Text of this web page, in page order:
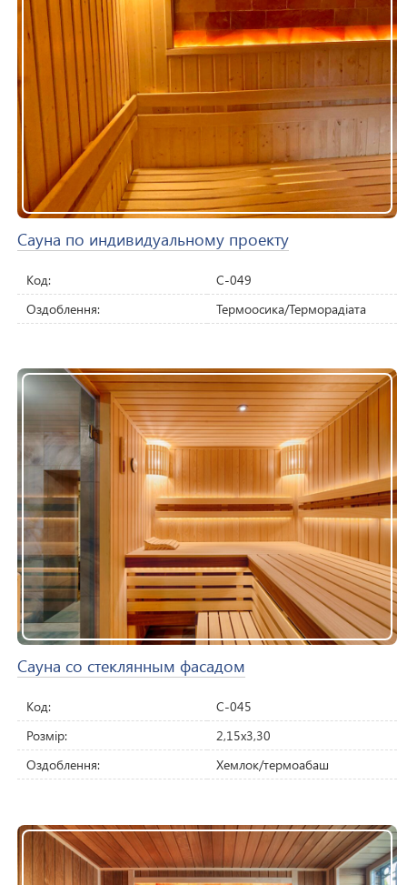
Сауна по индивидуальному проекту
Код:
C-049
Оздоблення:
Термоосика/Терморадіата
Сауна со стеклянным фасадом
Код:
C-045
Розмір:
2,15х3,30
Оздоблення:
Хемлок/термоабаш